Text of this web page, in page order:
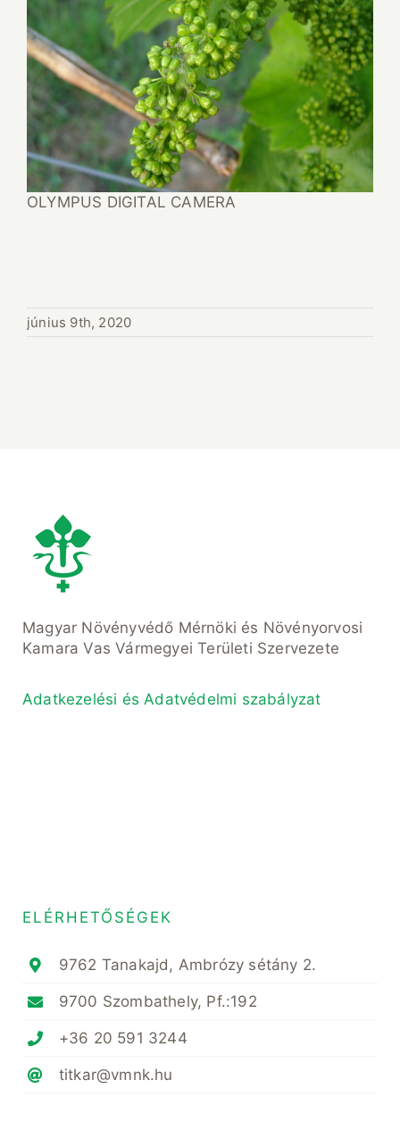
OLYMPUS DIGITAL CAMERA
június 9th, 2020
Magyar Növényvédő Mérnöki és Növényorvosi
Kamara Vas Vármegyei Területi Szervezete
Adatkezelési és Adatvédelmi szabályzat
ELÉRHETŐSÉGEK
9762 Tanakajd, Ambrózy sétány 2.
9700 Szombathely, Pf.:192
+36 20 591 3244
titkar@vmnk.hu